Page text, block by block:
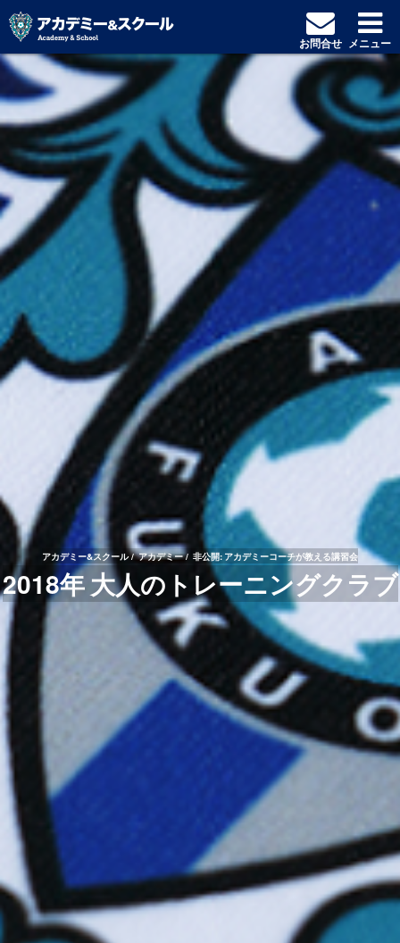
アカデミー&スクール アカデミー 非公開: アカデミーコーチが教える講習会
2018年 大人のトレーニングクラブ
お問合せ メニュー